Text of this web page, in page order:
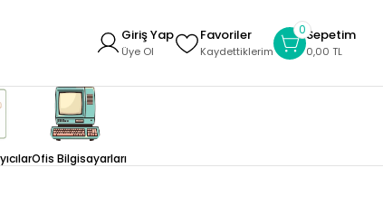
Giriş Yap
Üye Ol
Favoriler
Kaydettiklerim
0Sepetim
0,00 TL
Ofis Bilgisayarları